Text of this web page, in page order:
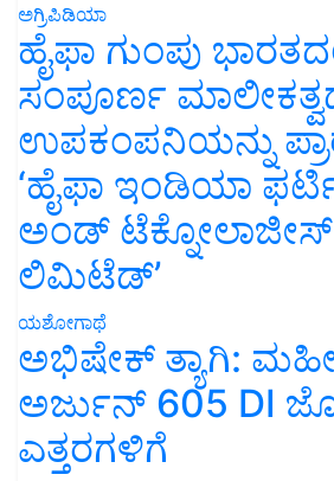
ಅಗ್ರಿಪಿಡಿಯಾ
ಹೈಫಾ ಗುಂಪು
ಸಂಪೂರ್ಣ
ಉಪಕಂಪನಿಯನ್ನು
‘ಹೈಫಾ ಇಂಡಿಯಾ
ಅಂಡ್ ಟೆಕ್ನೋಲಾಜೀಸ್
ಲಿಮಿಟೆಡ್’
ಯಶೋಗಾಥೆ
ಅಭಿಷೇಕ್ ತ್ಯಾಗಿ:
ಅರ್ಜುನ್ 605 DI
ಎತ್ತರಗಳಿಗೆ